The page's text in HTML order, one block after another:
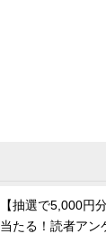
【抽選で5,000円
当たる！読者アン